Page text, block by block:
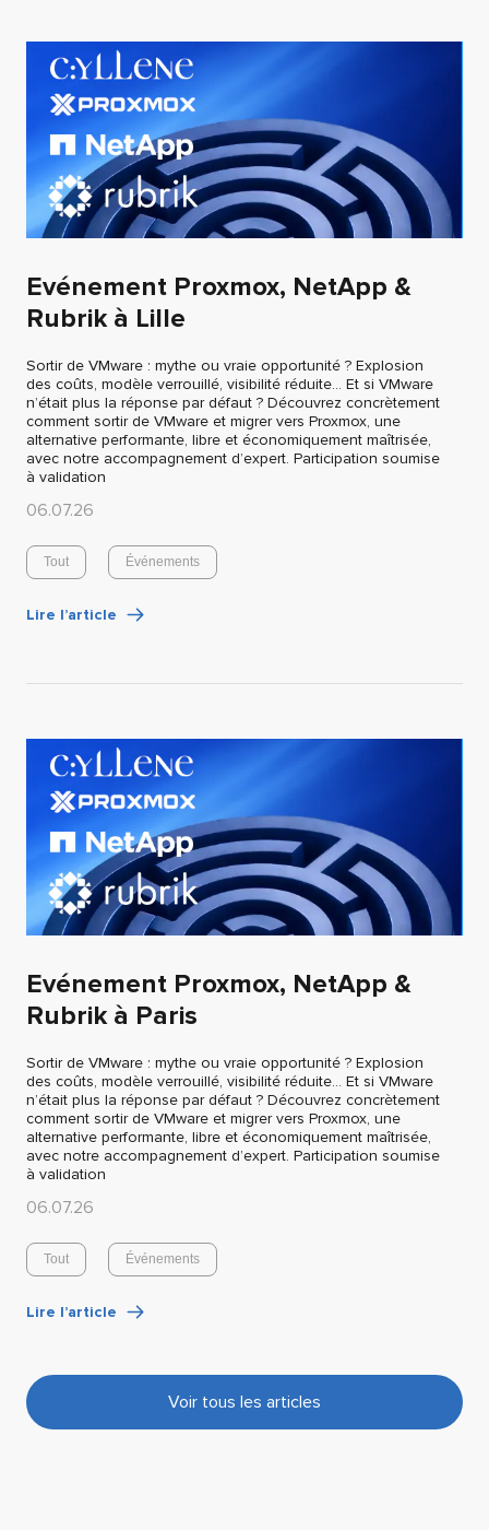
Evénement Proxmox, NetApp &
Rubrik à Lille
Sortir de VMware : mythe ou vraie opportunité ? Explosion
des coûts, modèle verrouillé, visibilité réduite… Et si VMware
n’était plus la réponse par défaut ? Découvrez concrètement
comment sortir de VMware et migrer vers Proxmox, une
alternative performante, libre et économiquement maîtrisée,
avec notre accompagnement d’expert. Participation soumise
à validation
06.07.26
Tout Événements
Lire l’article
Evénement Proxmox, NetApp &
Rubrik à Paris
Sortir de VMware : mythe ou vraie opportunité ? Explosion
des coûts, modèle verrouillé, visibilité réduite… Et si VMware
n’était plus la réponse par défaut ? Découvrez concrètement
comment sortir de VMware et migrer vers Proxmox, une
alternative performante, libre et économiquement maîtrisée,
avec notre accompagnement d’expert. Participation soumise
à validation
06.07.26
Tout Événements
Lire l’article
Voir tous les articles